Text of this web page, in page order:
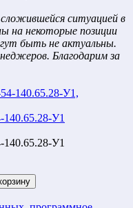
ситуацией в
на некоторые позиции
быть не актуальны.
Благодарим за
У1
У1